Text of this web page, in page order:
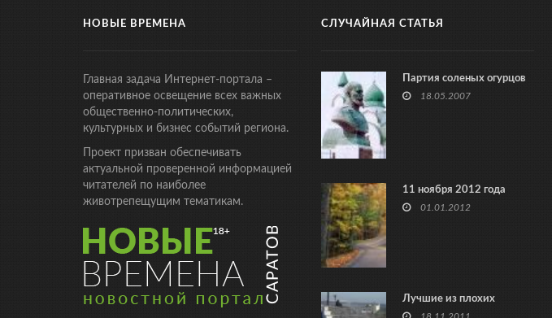
НОВЫЕ ВРЕМЕНА
Главная задача Интернет-портала –
оперативное освещение всех важных
общественно-политических,
культурных и бизнес событий региона.
Проект призван обеспечивать
актуальной проверенной информацией
читателей по наиболее
животрепещущим тематикам.
СЛУЧАЙНАЯ СТАТЬЯ
Партия соленых огурцов
18.05.2007
11 ноября 2012 года
01.01.2012
Лучшие из плохих